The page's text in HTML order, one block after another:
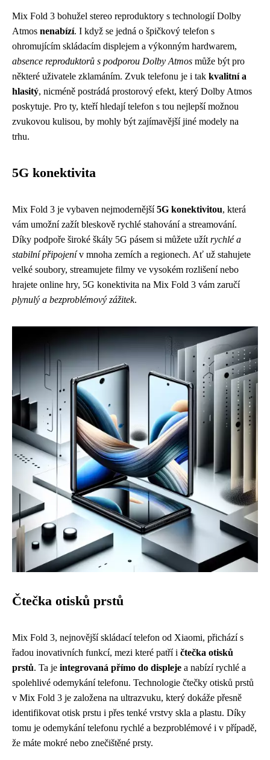
Mix Fold 3 bohužel stereo reproduktory s technologií Dolby
Atmos nenabízí. I když se jedná o špičkový telefon s
ohromujícím skládacím displejem a výkonným hardwarem,
absence reproduktorů s podporou Dolby Atmos může být pro
některé uživatele zklamáním. Zvuk telefonu je i tak kvalitní a
hlasitý, nicméně postrádá prostorový efekt, který Dolby Atmos
poskytuje. Pro ty, kteří hledají telefon s tou nejlepší možnou
zvukovou kulisou, by mohly být zajímavější jiné modely na
trhu.
5G konektivita
Mix Fold 3 je vybaven nejmodernější5G konektivitou, která
vám umožní zažít bleskově rychlé stahování a streamování.
Díky podpoře široké škály 5G pásem si můžete užít rychlé a
stabilní připojenív mnoha zemích a regionech. Ať už stahujete
velké soubory, streamujete filmy ve vysokém rozlišení nebo
hrajete online hry, 5G konektivita na Mix Fold 3 vám zaručí
plynulý a bezproblémový zážitek.
Čtečka otisků prstů
Mix Fold 3, nejnovější skládací telefon od Xiaomi, přichází s
řadou inovativních funkcí, mezi které patří i čtečka otisků
prstů. Ta je integrovaná přímo do displeje a nabízí rychlé a
spolehlivé odemykání telefonu. Technologie čtečky otisků prstů
v Mix Fold 3 je založena na ultrazvuku, který dokáže přesně
identifikovat otisk prstu i přes tenké vrstvy skla a plastu. Díky
tomu je odemykání telefonu rychlé a bezproblémové i v případě,
že máte mokré nebo znečištěné prsty.